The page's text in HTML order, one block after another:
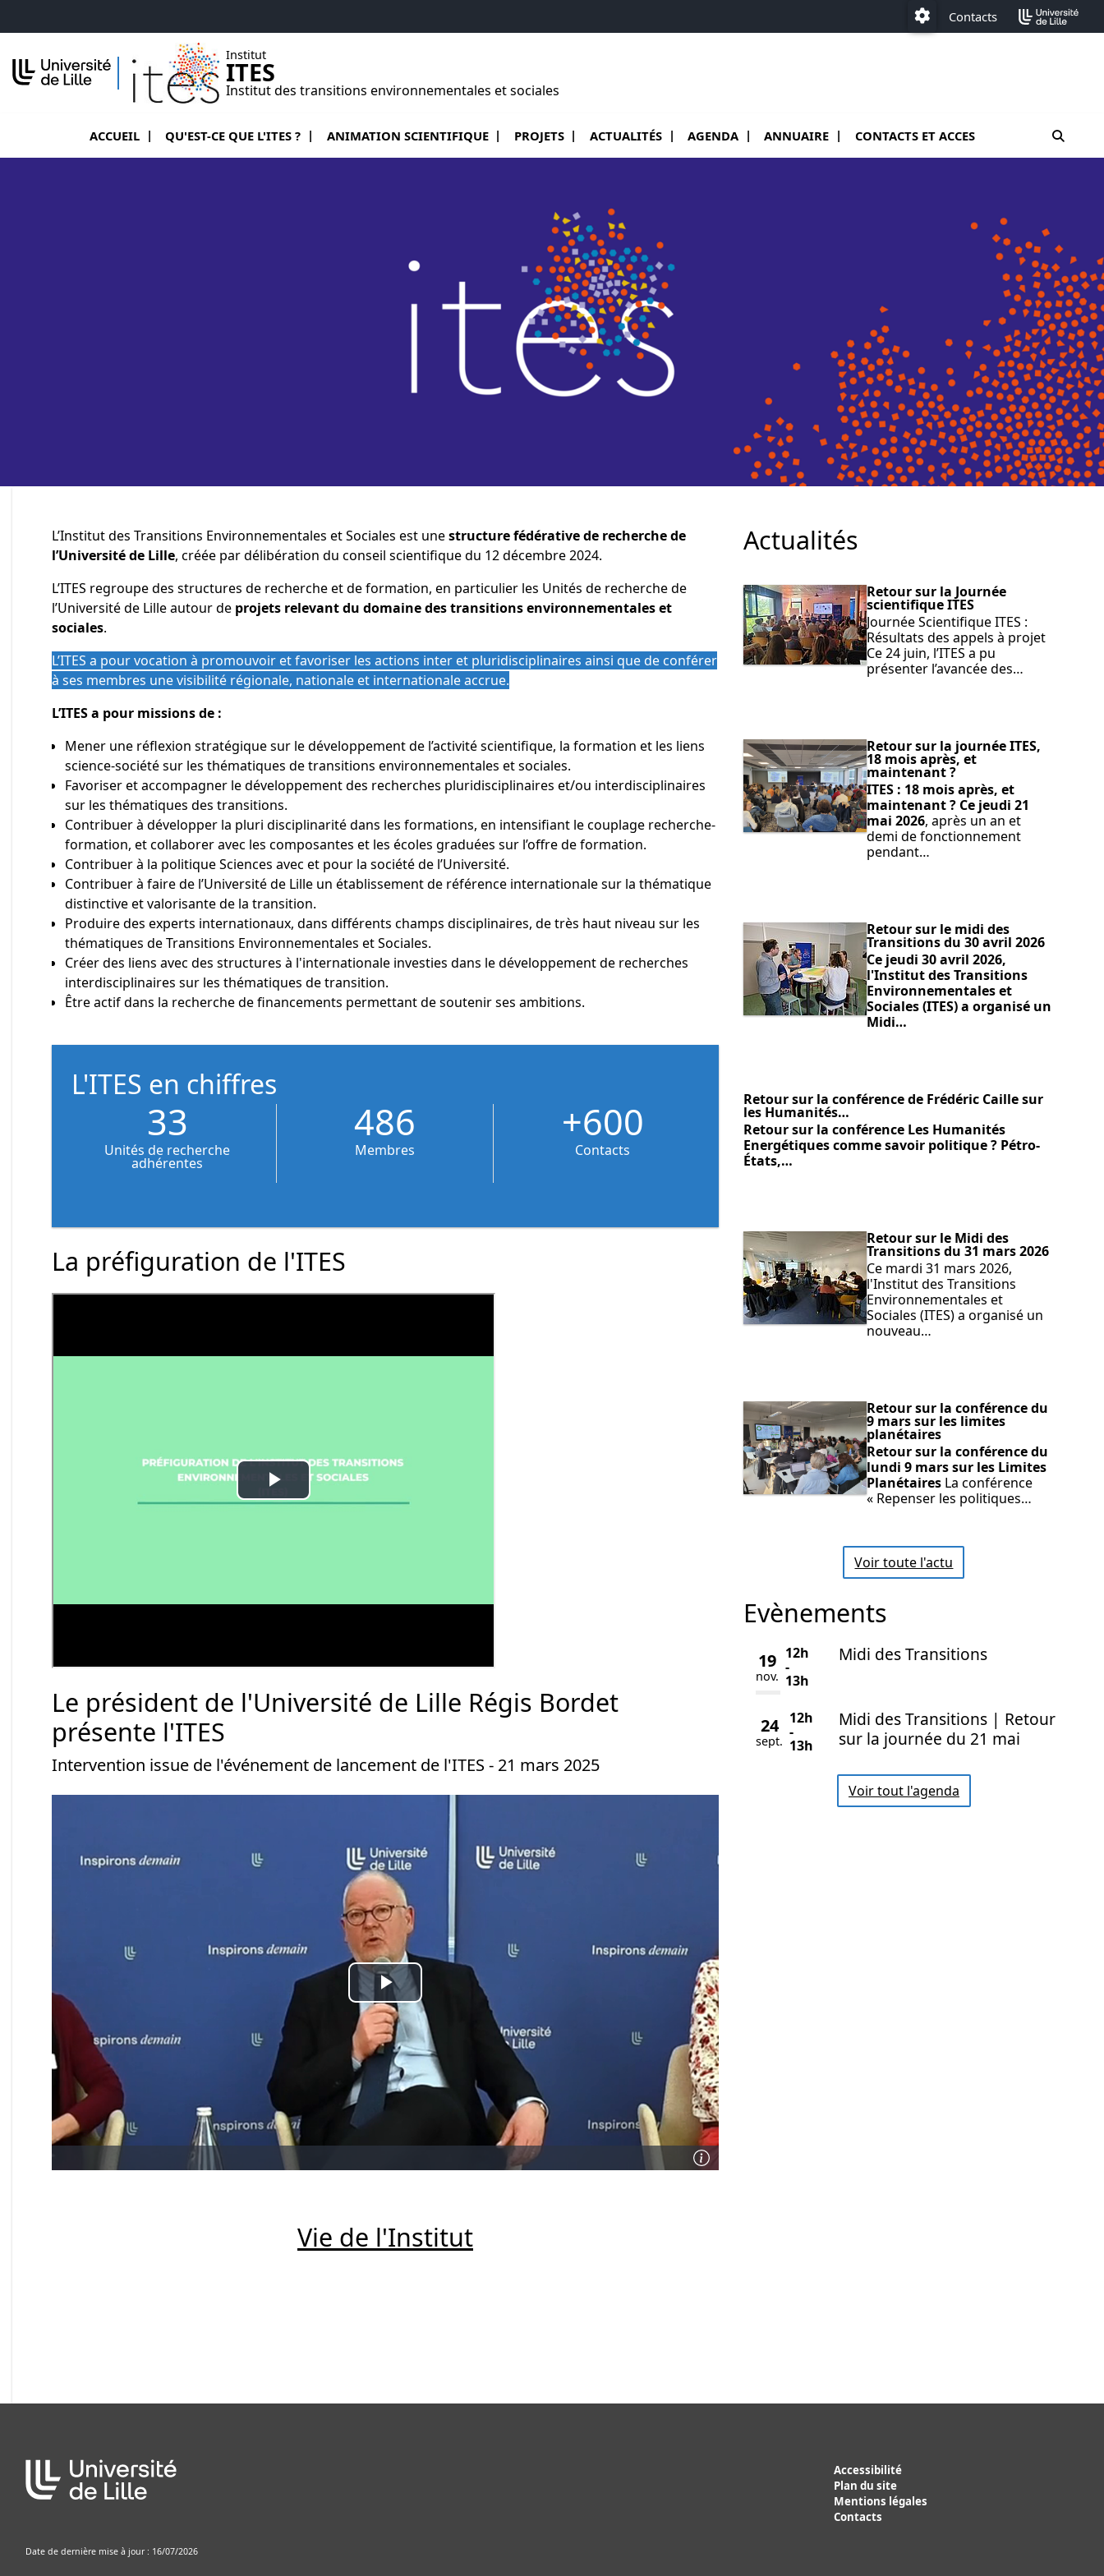
Paramétrage
Contacts
Institut
ITES
Institut des transitions environnementales et sociales
ACCUEIL QU'EST-CE QUE L'ITES ? ANIMATION SCIENTIFIQUE PROJETS ACTUALITÉS AGENDA ANNUAIRE CONTACTS ET ACCES
L’Institut des Transitions Environnementales et Sociales est unestructure fédérative de recherche de
l’Université de Lille, créée par délibération du conseil scientifique du 12 décembre 2024.
L’ITES regroupe des structures de recherche et de formation, en particulier les Unités de recherche de
l’Université de Lille autour de projets relevant du domaine des transitions environnementales et
sociales.
L’ITES a pour vocation à promouvoir et favoriser les actions inter et pluridisciplinaires ainsi que de conférer
à ses membres une visibilité régionale, nationale et internationale accrue.
L’ITES a pour missions de :
Mener une réflexion stratégique sur le développement de l’activité scientifique, la formation et les liens
science-société sur les thématiques de transitions environnementales et sociales.
Favoriser et accompagner le développement des recherches pluridisciplinaires et/ou interdisciplinaires
sur les thématiques des transitions.
Contribuer à développer la pluri disciplinarité dans les formations, en intensifiant le couplage recherche-
formation, et collaborer avec les composantes et les écoles graduées sur l’offre de formation.
Contribuer à la politique Sciences avec et pour la société de l’Université.
Contribuer à faire de l’Université de Lille un établissement de référence internationale sur la thématique
distinctive et valorisante de la transition.
Produire des experts internationaux, dans différents champs disciplinaires, de très haut niveau sur les
thématiques de Transitions Environnementales et Sociales.
Créer des liens avec des structures à l'internationale investies dans le développement de recherches
interdisciplinaires sur les thématiques de transition.
Être actif dans la recherche de financements permettant de soutenir ses ambitions.
L'ITES en chiffres
33
Unités de recherche
adhérentes
486
Membres
+600
Contacts
La préfiguration de l'ITES
Le président de l'Université de Lille Régis Bordet
présente l'ITES
Intervention issue de l'événement de lancement de l'ITES - 21 mars 2025
Vie de l'Institut
Actualités
Retour sur la Journée
scientifique ITES
Journée Scientifique ITES :
Résultats des appels à projet
Ce 24 juin, l’ITES a pu
présenter l’avancée des…
Retour sur la journée ITES,
18 mois après, et
maintenant ?
ITES : 18 mois après, et
maintenant ? Ce jeudi 21
mai 2026, après un an et
demi de fonctionnement
pendant…
Retour sur le midi des
Transitions du 30 avril 2026
Ce jeudi 30 avril 2026,
l'Institut des Transitions
Environnementales et
Sociales (ITES) a organisé un
Midi…
Retour sur la conférence de Frédéric Caille sur
les Humanités…
Retour sur la conférence Les Humanités
Energétiques comme savoir politique ? Pétro-
États,…
Retour sur le Midi des
Transitions du 31 mars 2026
Ce mardi 31 mars 2026,
l'Institut des Transitions
Environnementales et
Sociales (ITES) a organisé un
nouveau…
Retour sur la conférence du
9 mars sur les limites
planétaires
Retour sur la conférence du
lundi 9 mars sur les Limites
Planétaires La conférence
« Repenser les politiques…
Voir toute l'actu
Evènements
19
nov.
12h
-
13h
Midi des Transitions
24
sept.
12h
-
13h
Midi des Transitions | Retour
sur la journée du 21 mai
Voir tout l'agenda
Date de dernière mise à jour : 16/07/2026
Accessibilité
Plan du site
Mentions légales
Contacts